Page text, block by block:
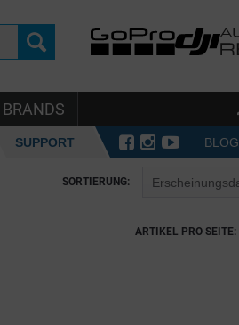
BRANDS
SUPPORT BLOG
SORTIERUNG:
ARTIKEL PRO SEITE: